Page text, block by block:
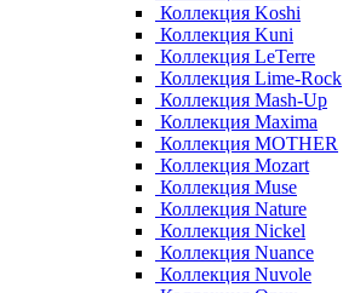
Коллекция Koshi
Коллекция Kuni
Коллекция LeTerre
Коллекция Lime-Rock
Коллекция Mash-Up
Коллекция Maxima
Коллекция MOTHER
Коллекция Mozart
Коллекция Muse
Коллекция Nature
Коллекция Nickel
Коллекция Nuance
Коллекция Nuvole